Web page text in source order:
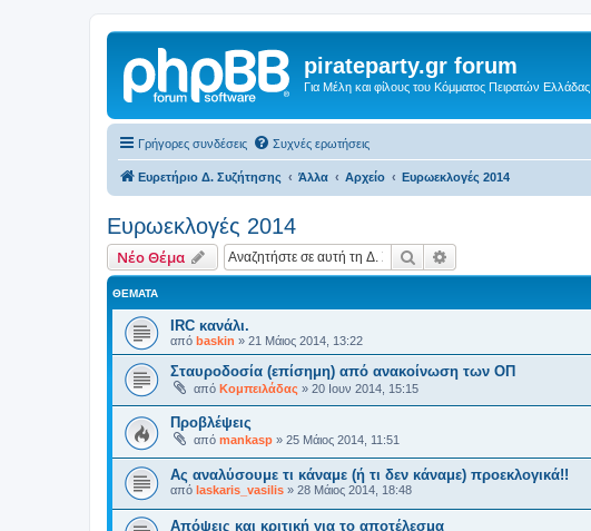
pirateparty.gr forum
Για Μέλη και φίλους του Κόμματος Πειρατών Ελλάδας.
Γρήγορες συνδέσεις Συχνές ερωτήσεις
Ευρετήριο Δ. Συζήτησης Άλλα Αρχείο Ευρωεκλογές 2014
Ευρωεκλογές 2014
Νέο Θέμα Αναζήτηση
ΘΈΜΑΤΑ
IRC κανάλι.
από baskin » 21 Μάιος 2014, 13:22
Σταυροδοσία (επίσημη) από ανακοίνωση των ΟΠ
από Κομπειλάδας » 20 Ιουν 2014, 15:15
Προβλέψεις
από mankasp » 25 Μάιος 2014, 11:51
Ας αναλύσουμε τι κάναμε (ή τι δεν κάναμε) προεκλογικά!!
από laskaris_vasilis » 28 Μάιος 2014, 18:48
Απόψεις και κριτική για το αποτέλεσμα